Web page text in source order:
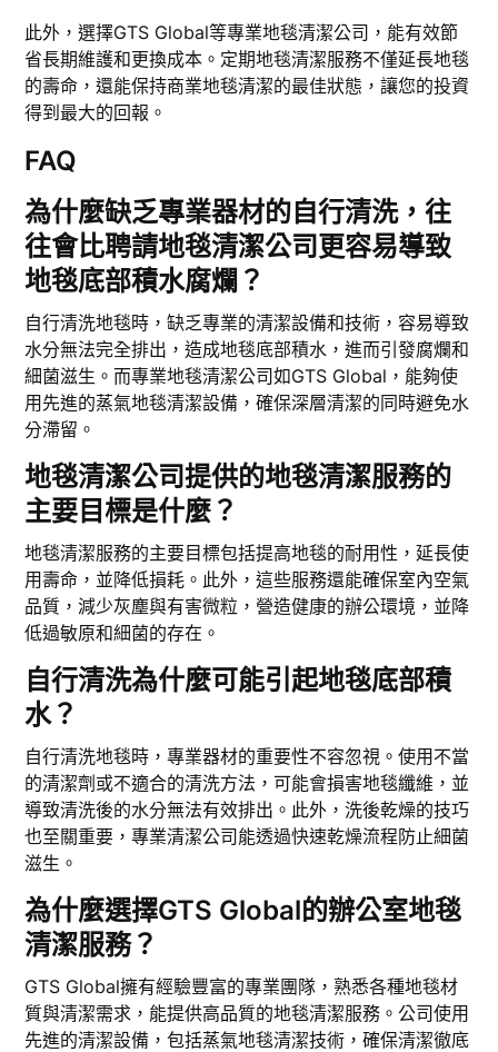
此外，選擇GTS Global等專業地毯清潔公司，能有效節
省長期維護和更換成本。定期地毯清潔服務不僅延長地毯
的壽命，還能保持商業地毯清潔的最佳狀態，讓您的投資
得到最大的回報。
FAQ
為什麼缺乏專業器材的自行清洗，往
往會比聘請地毯清潔公司更容易導致
地毯底部積水腐爛？
自行清洗地毯時，缺乏專業的清潔設備和技術，容易導致
水分無法完全排出，造成地毯底部積水，進而引發腐爛和
細菌滋生。而專業地毯清潔公司如GTS Global，能夠使
用先進的蒸氣地毯清潔設備，確保深層清潔的同時避免水
分滯留。
地毯清潔公司提供的地毯清潔服務的
主要目標是什麼？
地毯清潔服務的主要目標包括提高地毯的耐用性，延長使
用壽命，並降低損耗。此外，這些服務還能確保室內空氣
品質，減少灰塵與有害微粒，營造健康的辦公環境，並降
低過敏原和細菌的存在。
自行清洗為什麼可能引起地毯底部積
水？
自行清洗地毯時，專業器材的重要性不容忽視。使用不當
的清潔劑或不適合的清洗方法，可能會損害地毯纖維，並
導致清洗後的水分無法有效排出。此外，洗後乾燥的技巧
也至關重要，專業清潔公司能透過快速乾燥流程防止細菌
滋生。
為什麼選擇GTS Global的辦公室地毯
清潔服務？
GTS Global擁有經驗豐富的專業團隊，熟悉各種地毯材
質與清潔需求，能提供高品質的地毯清潔服務。公司使用
先進的清潔設備，包括蒸氣地毯清潔技術，確保清潔徹底